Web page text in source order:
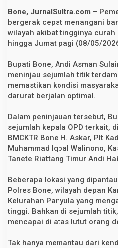
B
n
j
i
r
O
P
D
D
i
m
n
t
a
S
i
a
g
e
n
u
h
Bone, JurnalSultra.com –
bergerak cepat menangani
wilayah akibat tingginya curah
hingga Jumat pagi (08/05/
Bupati Bone, Andi Asman
meninjau sejumlah titik
memastikan kondisi
darurat berjalan optimal.
Dalam peninjauan tersebut,
sejumlah kepala OPD terkait,
BMCKTR Bone H. Askar, Plt
Muhammad Iqbal Walinono,
Tanete Riattang Timur Andi
Beberapa lokasi yang
Polres Bone, wilayah depan
Kelurahan Panyula yang
tinggi. Bahkan di sejumlah
mencapai di atas lutut orang
Tak hanya memantau dari